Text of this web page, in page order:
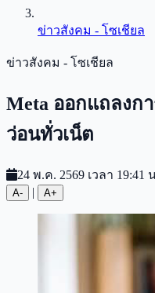
ข่าวสังคม - โซเชียล
ข่าวสังคม - โซเชียล
Meta ออกแถลงก
ว่อนทั่วเน็ต
24 พ.ค. 2569 เวลา 19:41
A- | A+